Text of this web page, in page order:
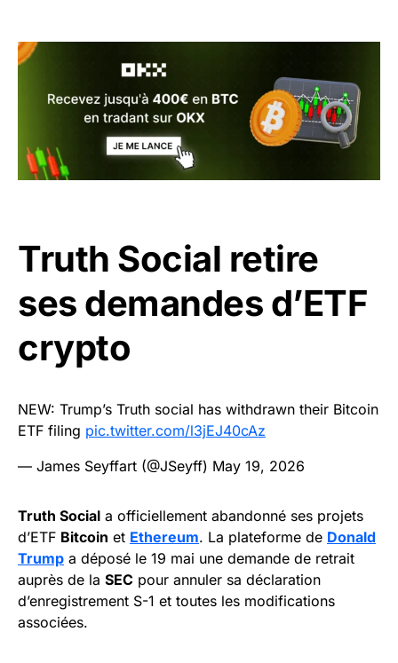
Truth Social retire
ses demandes d’ETF
crypto
NEW: Trump’s Truth social has withdrawn their Bitcoin
ETF filing pic.twitter.com/l3jEJ40cAz
— James Seyffart (@JSeyff) May 19, 2026
Truth Social a officiellement abandonné ses projets
d’ETF Bitcoin et Ethereum. La plateforme de Donald
Trump a déposé le 19 mai une demande de retrait
auprès de la SEC pour annuler sa déclaration
d’enregistrement S-1 et toutes les modifications
associées.